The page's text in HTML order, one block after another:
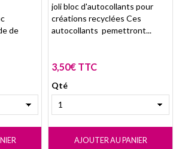
de
joli bloc d'autocollants pour
créations recyclées Ces
autocollants pemettront...
3,50€ TTC
Qté
AJOUTER AU PANIER